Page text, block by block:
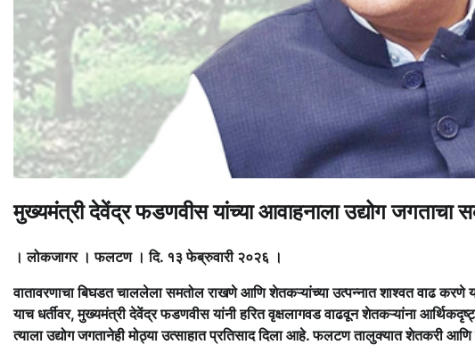
मुख्यमंत्री देवेंद्र फडणवीस यांच्या आवाहनाला उद्योग जगताचा
। लोकजागर । फलटण । दि. १३ फेब्रुवारी २०२६ ।
वातावरणाचा बिघडत चाललेला समतोल राखणे आणि शेतकऱ्यांच्या उत्पन्नात शाश्वत वाढ करणे
याच धर्तीवर, मुख्यमंत्री देवेंद्र फडणवीस यांनी हरित वृक्षलागवड वाढवून शेतकऱ्यांना
त्याला उद्योग जगतानेही मोठ्या उत्साहात प्रतिसाद दिला आहे. फलटण तालुक्यात शेतकरी